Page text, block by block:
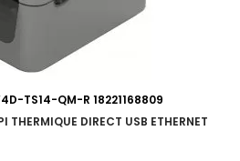
TS14-QM-R 18221168809
DIRECT USB ETHERNET